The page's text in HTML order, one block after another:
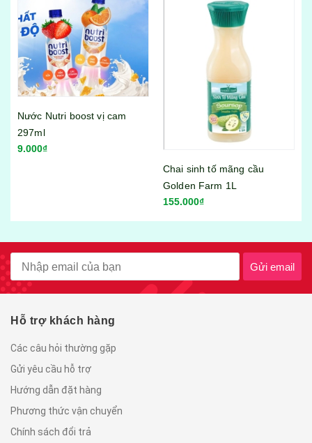
Chai sinh tố dâu Golden
Farm 1l
120.000₫
Gửi email
Hỗ trợ khách hàng
Các câu hỏi thường gặp
Gửi yêu cầu hỗ trợ
Hướng dẫn đặt hàng
Phương thức vận chuyển
Chính sách đổi trả